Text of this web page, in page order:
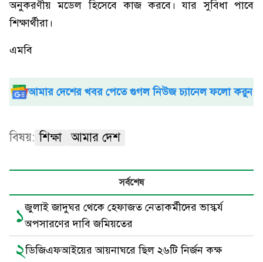
অনুকরণীয় মডেল হিসেবে কাজ করবে। যার সুবিধা পাবে
শিক্ষার্থীরা।
এমবি
আমার দেশের খবর পেতে গুগল নিউজ চ্যানেল ফলো করুন
বিষয়: শিক্ষা আমার দেশ
সর্বশেষ
১জুলাই জাদুঘর থেকে হেফাজত নেতাকর্মীদের ভাস্কর্য
অপসারণের দাবি জমিয়তের
২ডিজিএফআইয়ের আয়নাঘরে ছিল ২৬টি নির্জন কক্ষ